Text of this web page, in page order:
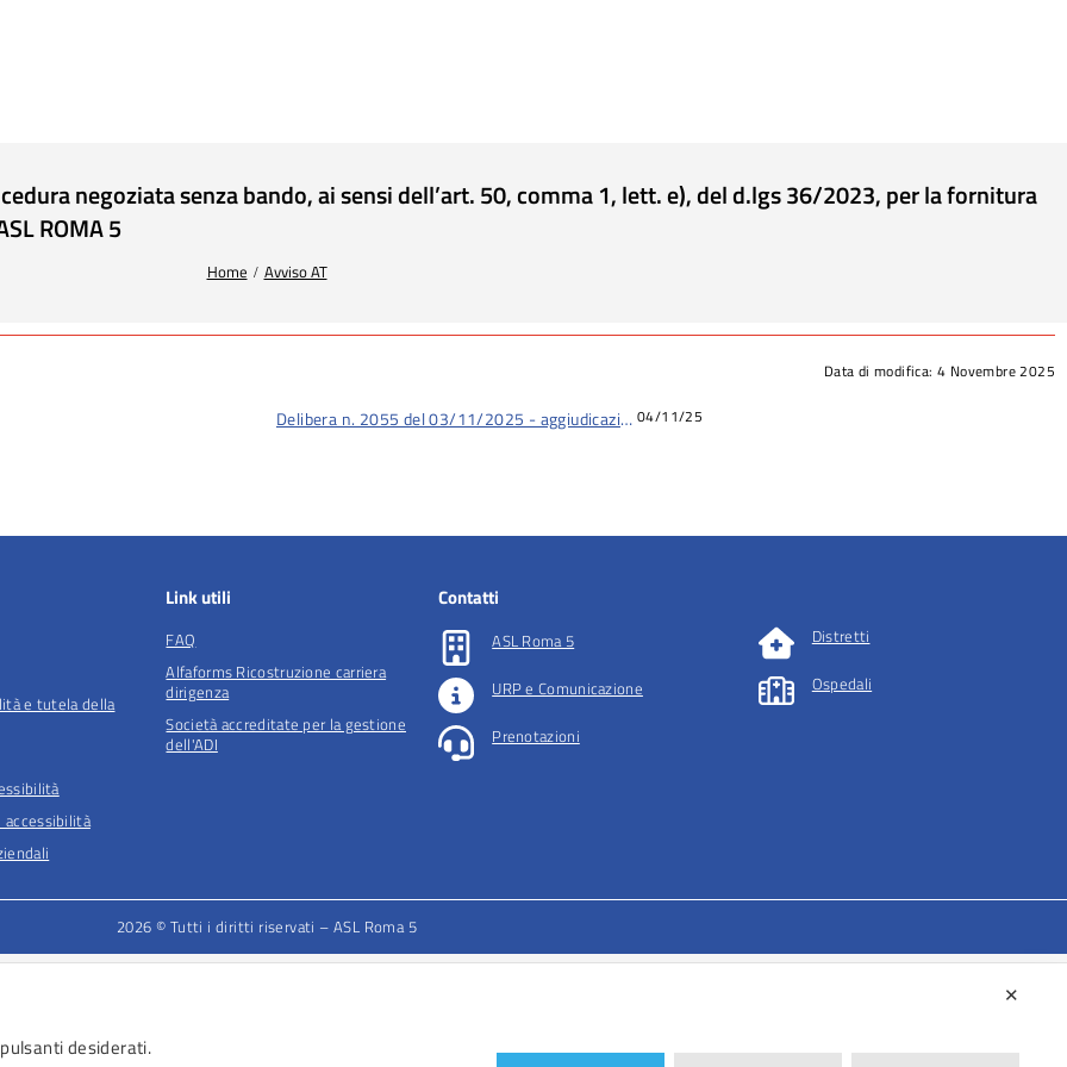
negoziata senza bando, ai sensi dell’art. 50, comma 1, lett. e), del d.lgs 36/2023, per la fornitura
ROMA 5
Home Avviso AT
Data di modifica: 4 Novembre 2025
Delibera n. 2055 del 03/11/2025 - aggiudicazione04/11/25
e tutela della
accessibilità
Link utili
FAQ
Alfaforms Ricostruzione carriera
dirigenza
Società accreditate per la gestione
dell'ADI
Contatti
ASL Roma 5
URP e Comunicazione
Prenotazioni
Distretti
Ospedali
2026 © Tutti i diritti riservati – ASL Roma 5
✕
desiderati.